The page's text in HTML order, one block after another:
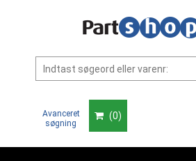
Avanceret
søgning
(0)